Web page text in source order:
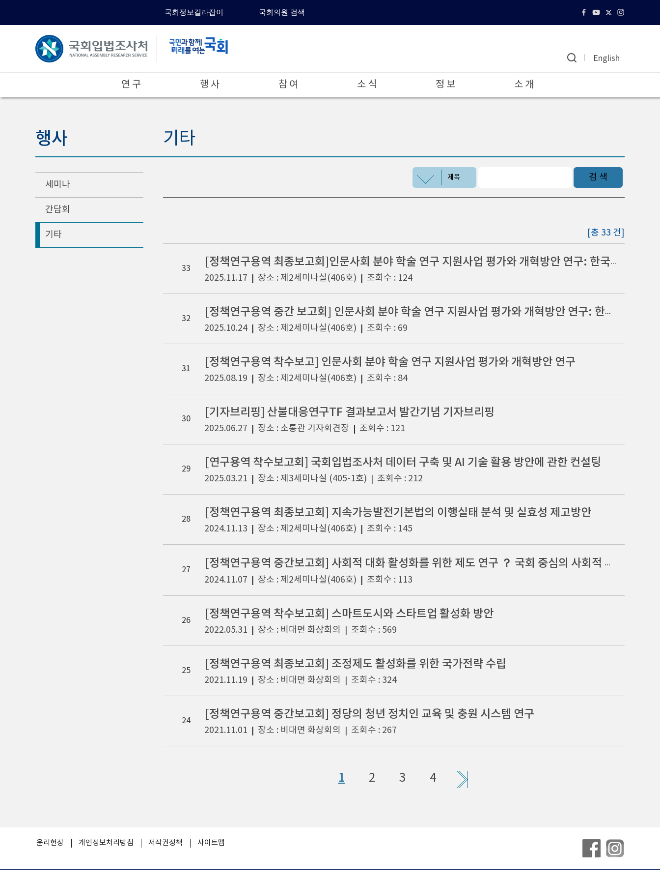
국회정보길라잡이 국회의원 검색
English
연 구 행 사 참 여 소 식 정 보 소 개
행사
세미나
간담회
기타
기타
제목 검 색
[총 33 건]
33
[정책연구용역 최종보고회]인문사회 분야 학술 연구 지원사업 평가와 개혁방안 연구: 한국연구재단을 중심으로
2025.11.17 장소 : 제2세미나실(406호) 조회수 : 124
32
[정책연구용역 중간 보고회] 인문사회 분야 학술 연구 지원사업 평가와 개혁방안 연구: 한국연구재단을 중심으로
2025.10.24 장소 : 제2세미나실(406호) 조회수 : 69
31 [정책연구용역 착수보고] 인문사회 분야 학술 연구 지원사업 평가와 개혁방안 연구
2025.08.19 장소 : 제2세미나실(406호) 조회수 : 84
30 [기자브리핑] 산불대응연구TF 결과보고서 발간기념 기자브리핑
2025.06.27 장소 : 소통관 기자회견장 조회수 : 121
29 [연구용역 착수보고회] 국회입법조사처 데이터 구축 및 AI 기술 활용 방안에 관한 컨설팅
2025.03.21 장소 : 제3세미나실 (405-1호) 조회수 : 212
28 [정책연구용역 최종보고회] 지속가능발전기본법의 이행실태 분석 및 실효성 제고방안
2024.11.13 장소 : 제2세미나실(406호) 조회수 : 145
27
[정책연구용역 중간보고회] 사회적 대화 활성화를 위한 제도 연구 ？ 국회 중심의 사회적 대화 플랫폼 구축 방안
2024.11.07 장소 : 제2세미나실(406호) 조회수 : 113
26 [정책연구용역 착수보고회] 스마트도시와 스타트업 활성화 방안
2022.05.31 장소 : 비대면 화상회의 조회수 : 569
25 [정책연구용역 최종보고회] 조정제도 활성화를 위한 국가전략 수립
2021.11.19 장소 : 비대면 화상회의 조회수 : 324
24 [정책연구용역 중간보고회] 정당의 청년 정치인 교육 및 충원 시스템 연구
2021.11.01 장소 : 비대면 화상회의 조회수 : 267
1 2 3 4
윤리헌장 개인정보처리방침 저작권정책 사이트맵